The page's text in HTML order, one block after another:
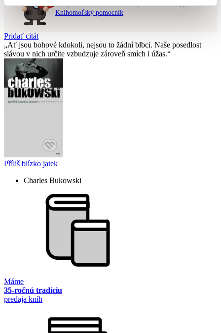
Knihomoľský pomocník
Pridať citát
Ať jsou bohové kdokoli, nejsou to žádní blbci. Naše posedlost
slávou v nich určite vzbudzuje zároveň smích i úžas.
Příliš blízko jatek
Charles Bukowski
Máme
35-ročnú tradíciu
predaja kníh